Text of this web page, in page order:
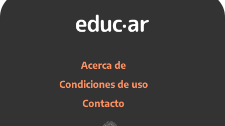
Acerca de
Condiciones de uso
Contacto